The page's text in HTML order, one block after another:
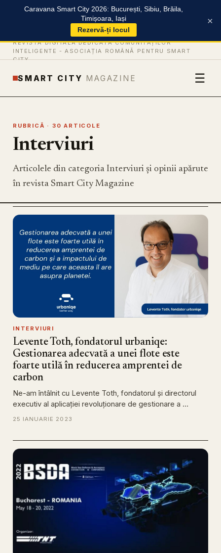
Caravana Smart City 2026: București, Sibiu, Brăila,
Timișoara, Iași
Rezervă-ți locul
×
REVISTĂ DIGITALĂ DEDICATĂ COMUNITĂȚILOR
INTELIGENTE - ASOCIAȚIA ROMÂNĂ PENTRU SMART
CITY
SMART CITY MAGAZINE ☰
RUBRICĂ · 30 ARTICOLE
Interviuri
Articolele din categoria Interviuri și opinii apărute
în revista Smart City Magazine
INTERVIURI
Levente Toth, fondatorul urbaniqe:
Gestionarea adecvată a unei flote este
foarte utilă în reducerea amprentei de
carbon
Ne-am întâlnit cu Levente Toth, fondatorul și directorul
executiv al aplicației revoluționare de gestionare a …
25 IANUARIE 2023